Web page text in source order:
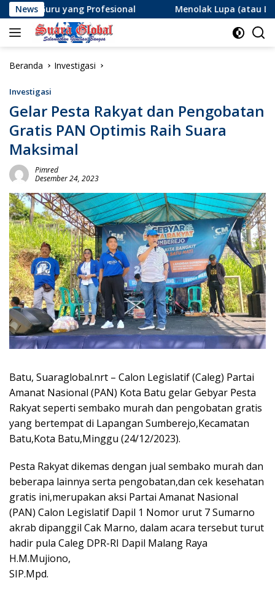
Langsung
ke
konten
News
Profesional Menolak Lupa (atau Lupa Ingatan?):
Beranda Investigasi
Investigasi
Gelar Pesta Rakyat dan Pengobatan
Gratis PAN Optimis Raih Suara
Maksimal
Pimred
Desember 24, 2023
Batu, Suaraglobal.nrt – Calon Legislatif (Caleg) Partai
Amanat Nasional (PAN) Kota Batu gelar Gebyar Pesta
Rakyat seperti sembako murah dan pengobatan gratis
yang bertempat di Lapangan Sumberejo,Kecamatan
Batu,Kota Batu,Minggu (24/12/2023).
Pesta Rakyat dikemas dengan jual sembako murah dan
beberapa lainnya serta pengobatan,dan cek kesehatan
gratis ini,merupakan aksi Partai Amanat Nasional
(PAN) Calon Legislatif Dapil 1 Nomor urut 7 Sumarno
akrab dipanggil Cak Marno, dalam acara tersebut turut
hadir pula Caleg DPR-RI Dapil Malang Raya
H.M.Mujiono,
SIP.Mpd.